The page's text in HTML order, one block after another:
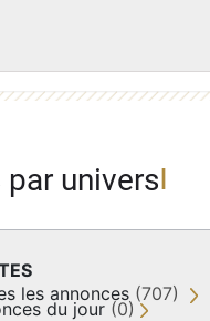
univers
les annonces (707)
du jour (0)